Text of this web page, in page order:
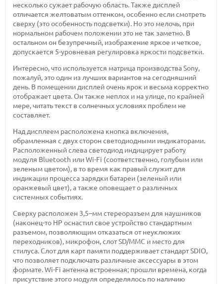
несколько сужает рабочую область. Также дисплей
отличается желтоватым оттенком, особенно если смотреть
сверху (это особенность подсветки). Но это мелочь, при
нормальном рабочем положении это не так заметно. В
остальном он безупречный, изображение яркое и четкое,
допускается 5-уровневая регулировка яркости подсветки.
Интересно, что используется матрица производства Sony,
пожалуй, это один из лучших вариантов на сегодняшний
день. В помещении дисплей очень ярок и весьма корректно
отображает цвета. Он также неплох и на улице, по крайней
мере, читать текст в солнечных условиях проблем не
составляет.
Над дисплеем расположена кнопка включения,
обрамленная с двух сторон светодиодными индикаторами.
Расположенный слева светодиод индицирует работу
модуля Bluetooth или Wi-Fi (соответственно, голубым или
зеленым цветом), в то время как правый служит для
индикации процесса зарядки батареи (зеленый или
оранжевый цвет), а также оповещает о различных
системных событиях.
Сверху расположен 3,5–мм стереоразъем для наушников
(наконец-то HP оснастил свое устройство стандартным
разъемом, позволяющим отказаться от неуклюжих
переходников), микрофон, слот SD/MMC и место для
стилуса. Слот для карт памяти поддерживает стандарт SDIO,
что позволяет подключать различные аксессуары в этом
формате. Wi-Fi антенна встроенная; прошли времена, когда
присутствие этого модуля определялось по наличию